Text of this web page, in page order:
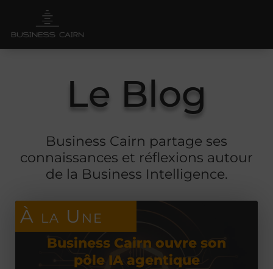
Le Blog
Business Cairn partage ses
connaissances et réflexions autour
de la Business Intelligence.
Business Cairn ouvre son
pôle IA agentique
À la Une